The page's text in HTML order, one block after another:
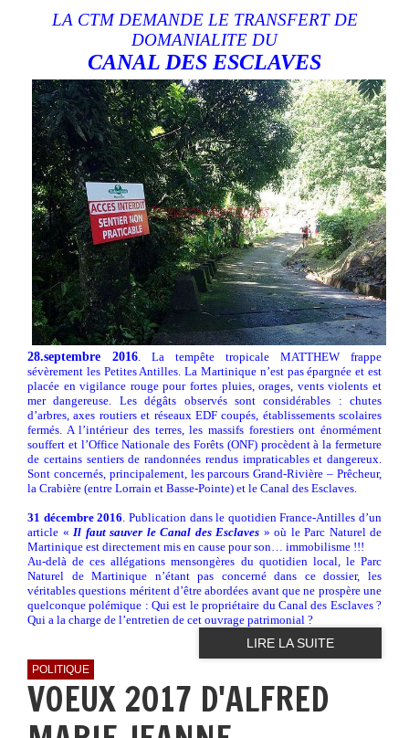
LA CTM DEMANDE LE TRANSFERT DE
DOMANIALITE DU
CANAL DES ESCLAVES
28.septembre 2016 . La tempête tropicale MATTHEW frappe
sévèrement les Petites Antilles. La Martinique n’est pas épargnée et est
placée en vigilance rouge pour fortes pluies, orages, vents violents et
mer dangereuse. Les dégâts observés sont considérables : chutes
d’arbres, axes routiers et réseaux EDF coupés, établissements scolaires
fermés. A l’intérieur des terres, les massifs forestiers ont énormément
souffert et l’Office Nationale des Forêts (ONF) procèdent à la fermeture
de certains sentiers de randonnées rendus impraticables et dangereux.
Sont concernés, principalement, les parcours Grand-Rivière – Prêcheur,
la Crabière (entre Lorrain et Basse-Pointe) et le Canal des Esclaves.
31 décembre 2016 . Publication dans le quotidien France-Antilles d’un
article « Il faut sauver le Canal des Esclaves » où le Parc Naturel de
Martinique est directement mis en cause pour son… immobilisme !!!
Au-delà de ces allégations mensongères du quotidien local, le Parc
Naturel de Martinique n’étant pas concerné dans ce dossier, les
véritables questions méritent d’être abordées avant que ne prospère une
quelconque polémique : Qui est le propriétaire du Canal des Esclaves ?
Qui a la charge de l’entretien de cet ouvrage patrimonial ?
LIRE LA SUITE
POLITIQUE
VOEUX 2017 D'ALFRED